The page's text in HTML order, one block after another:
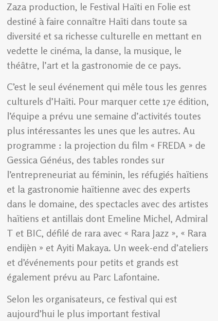
Zaza production, le Festival Haïti en Folie est
destiné à faire connaître Haïti dans toute sa
diversité et sa richesse culturelle en mettant en
vedette le cinéma, la danse, la musique, le
théâtre, l’art et la gastronomie de ce pays.
C’est le seul événement qui mêle tous les genres
culturels d’Haïti. Pour marquer cette 17e édition,
l’équipe a prévu une semaine d’activités toutes
plus intéressantes les unes que les autres. Au
programme : la projection du film « FREDA » de
Gessica Généus, des tables rondes sur
l’entrepreneuriat au féminin, les réfugiés haïtiens
et la gastronomie haïtienne avec des experts
dans le domaine, des spectacles avec des artistes
haïtiens et antillais dont Emeline Michel, Admiral
T et BIC, défilé de rara avec « Rara Jazz », « Rara
endijèn » et Ayiti Makaya. Un week-end d’ateliers
et d’événements pour petits et grands est
également prévu au Parc Lafontaine.
Selon les organisateurs, ce festival qui est
aujourd’hui le plus important festival